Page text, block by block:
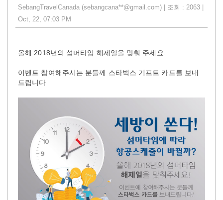
SebangTravelCanada (sebangcana**@gmail.com) | 조회 : 2063 |
Oct, 22, 07:03 PM
올해 2018년의 섬머타임 해제일을 맞춰 주세요.
이벤트 참여해주시는 분들께 스타벅스 기프트 카드를 보내
드립니다